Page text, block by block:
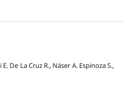
De La Cruz R., Náser A. Espinoza S.,